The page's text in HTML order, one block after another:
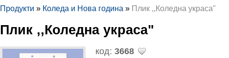
Продукти » Коледа и Нова година » Плик ,,Коледна украса"
Плик ,,Коледна украса"
код:3668